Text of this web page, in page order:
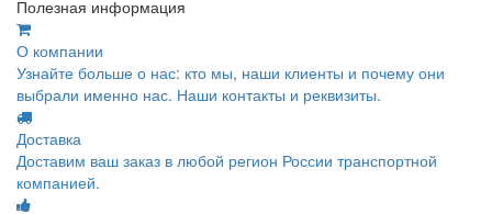
Полезная информация
О компании
Узнайте больше о нас: кто мы, наши клиенты и почему они
выбрали именно нас. Наши контакты и реквизиты.
Доставка
Доставим ваш заказ в любой регион России транспортной
компанией.